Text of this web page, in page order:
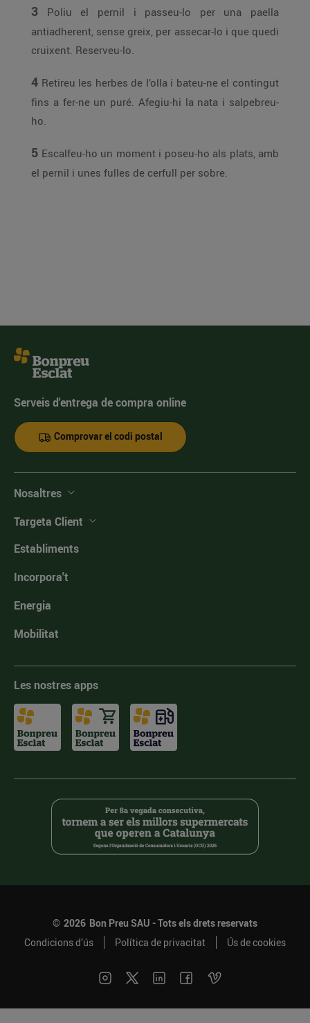
3 Poliu el pernil i passeu-lo per una paella
antiadherent, sense greix, per assecar-lo i que quedi
cruixent. Reserveu-lo.
4 Retireu les herbes de l’olla i bateu-ne el contingut
fins a fer-ne un puré. Afegiu-hi la nata i salpebreu-
ho.
5 Escalfeu-ho un moment i poseu-ho als plats, amb
el pernil i unes fulles de cerfull per sobre.
Serveis d'entrega de compra online
Comprovar el codi postal
Nosaltres
Targeta Client
Establiments
Incorpora't
Energia
Mobilitat
Les nostres apps
© 2026 Bon Preu SAU - Tots els drets reservats
Condicions d’ús
Política de privacitat Ús de cookies